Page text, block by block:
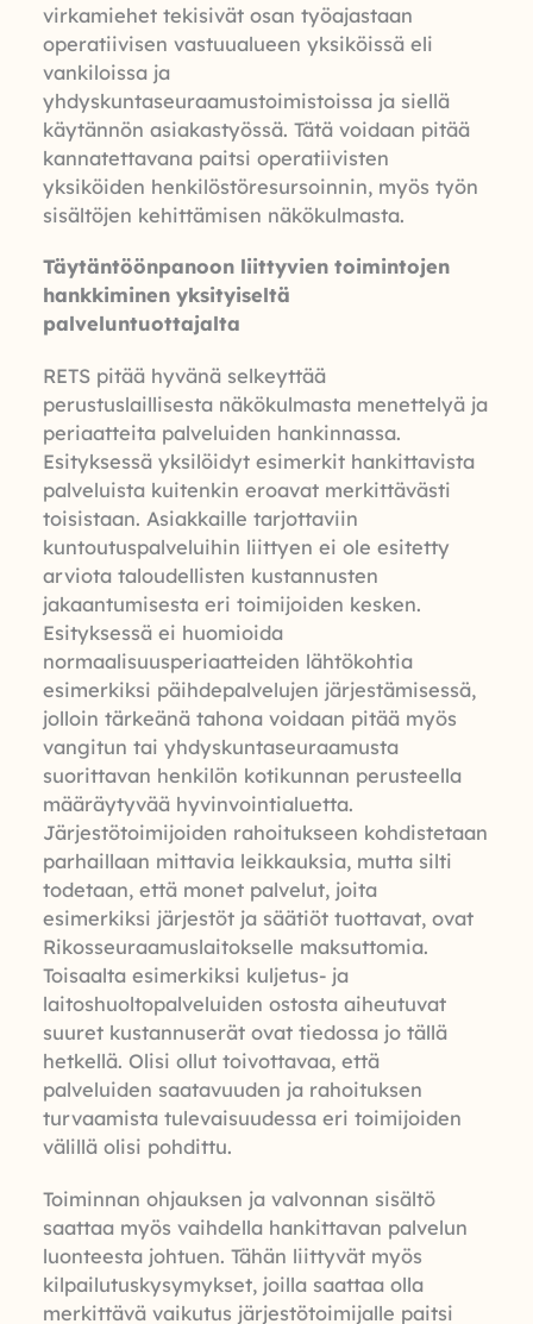
virkamiehet tekisivät osan työajastaan
operatiivisen vastuualueen yksiköissä eli
vankiloissa ja
yhdyskuntaseuraamustoimistoissa ja siellä
käytännön asiakastyössä. Tätä voidaan pitää
kannatettavana paitsi operatiivisten
yksiköiden henkilöstöresursoinnin, myös työn
sisältöjen kehittämisen näkökulmasta.
Täytäntöönpanoon liittyvien toimintojen
hankkiminen yksityiseltä
palveluntuottajalta
RETS pitää hyvänä selkeyttää
perustuslaillisesta näkökulmasta menettelyä ja
periaatteita palveluiden hankinnassa.
Esityksessä yksilöidyt esimerkit hankittavista
palveluista kuitenkin eroavat merkittävästi
toisistaan. Asiakkaille tarjottaviin
kuntoutuspalveluihin liittyen ei ole esitetty
arviota taloudellisten kustannusten
jakaantumisesta eri toimijoiden kesken.
Esityksessä ei huomioida
normaalisuusperiaatteiden lähtökohtia
esimerkiksi päihdepalvelujen järjestämisessä,
jolloin tärkeänä tahona voidaan pitää myös
vangitun tai yhdyskuntaseuraamusta
suorittavan henkilön kotikunnan perusteella
määräytyvää hyvinvointialuetta.
Järjestötoimijoiden rahoitukseen kohdistetaan
parhaillaan mittavia leikkauksia, mutta silti
todetaan, että monet palvelut, joita
esimerkiksi järjestöt ja säätiöt tuottavat, ovat
Rikosseuraamuslaitokselle maksuttomia.
Toisaalta esimerkiksi kuljetus- ja
laitoshuoltopalveluiden ostosta aiheutuvat
suuret kustannuserät ovat tiedossa jo tällä
hetkellä. Olisi ollut toivottavaa, että
palveluiden saatavuuden ja rahoituksen
turvaamista tulevaisuudessa eri toimijoiden
välillä olisi pohdittu.
Toiminnan ohjauksen ja valvonnan sisältö
saattaa myös vaihdella hankittavan palvelun
luonteesta johtuen. Tähän liittyvät myös
kilpailutuskysymykset, joilla saattaa olla
merkittävä vaikutus järjestötoimijalle paitsi